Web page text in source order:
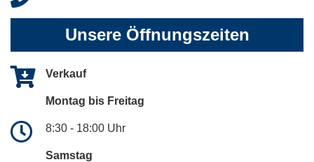
Unsere Öffnungszeiten
Verkauf
Montag bis Freitag
8:30 - 18:00 Uhr
Samstag